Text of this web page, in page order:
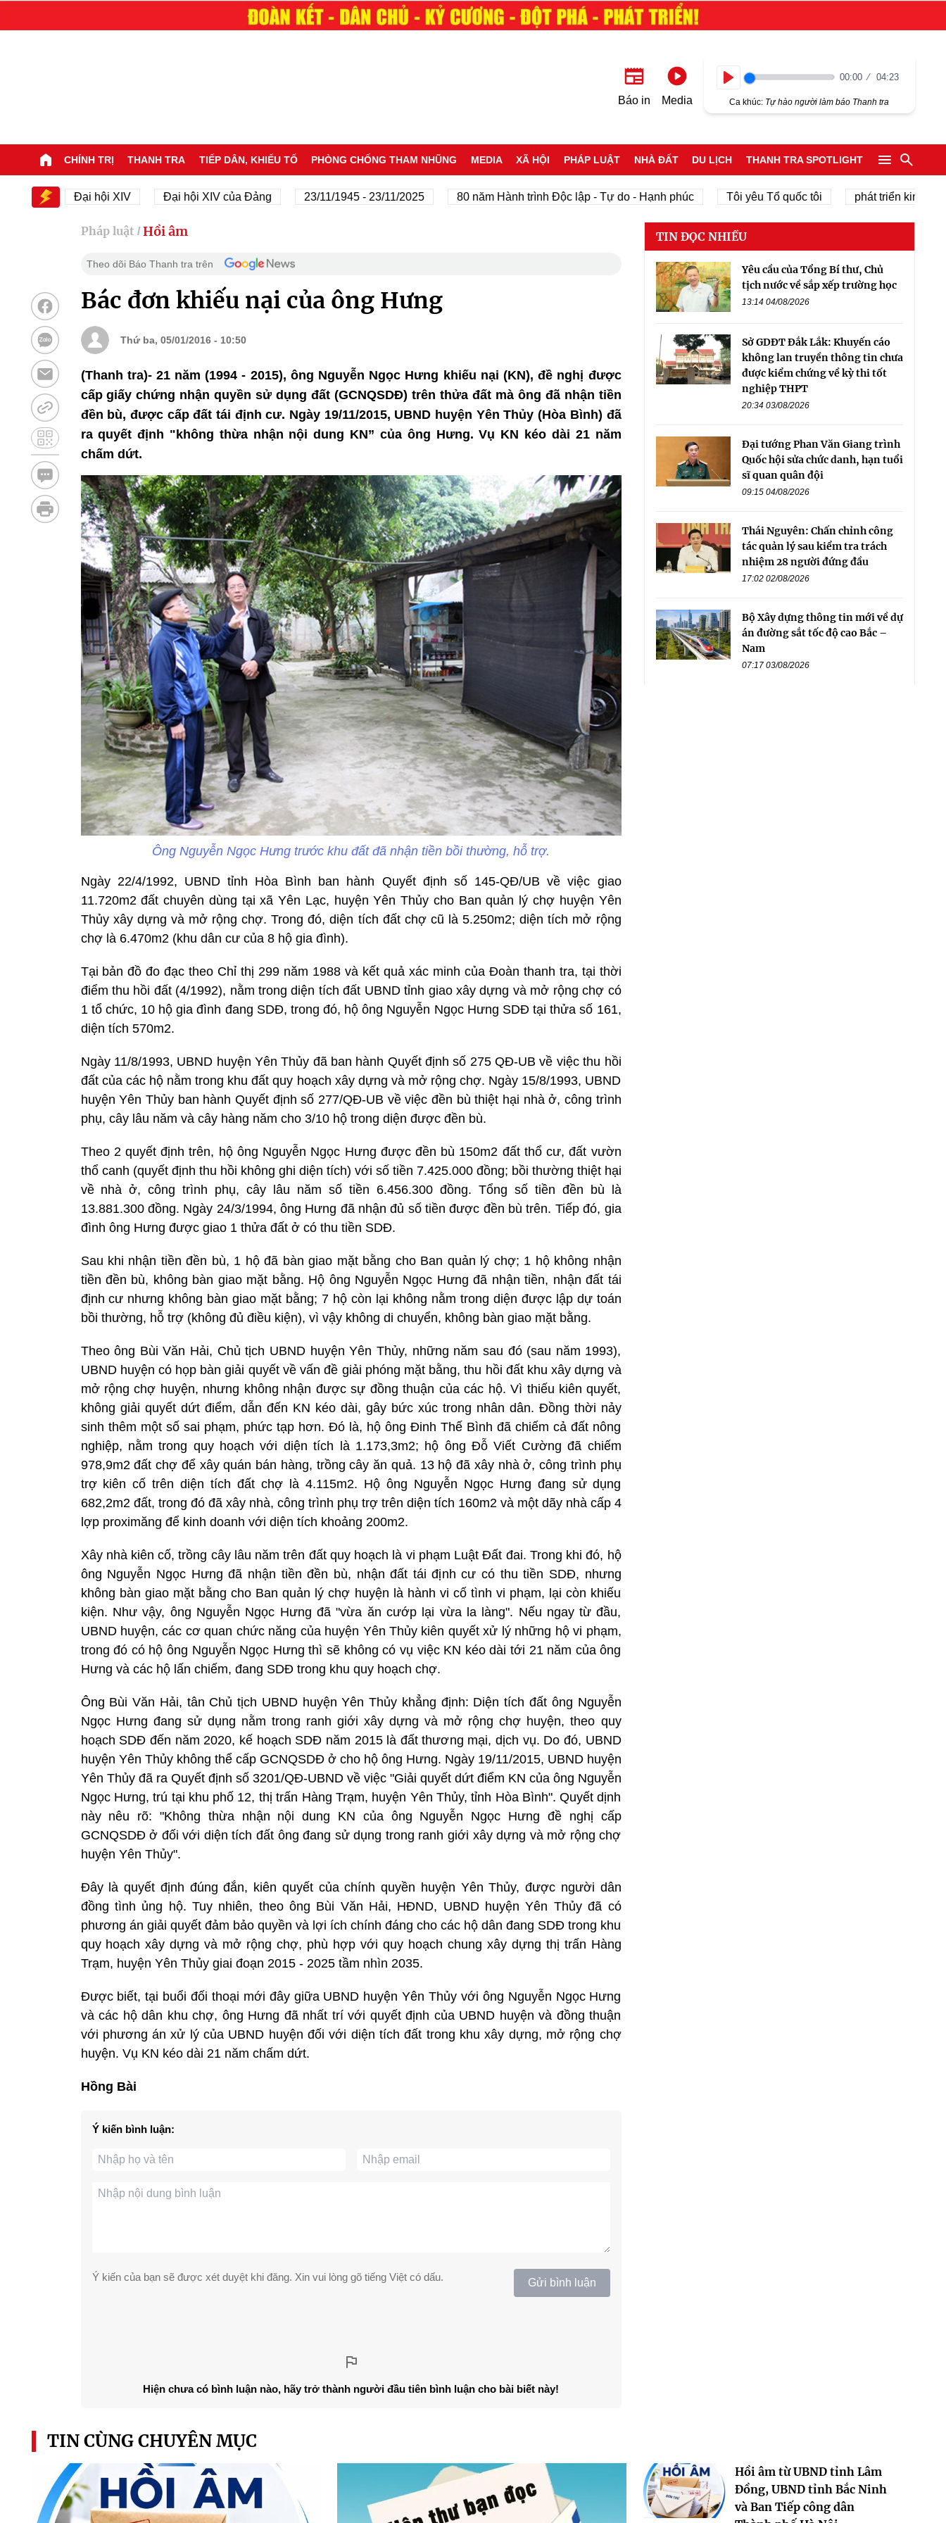
Báo in Media
00:00 04:23
Ca khúc: Tự hào người làm báo Thanh tra
CHÍNH TRỊ THANH TRA TIẾP DÂN, KHIẾU TỐ PHÒNG CHỐNG THAM NHŨNG MEDIA XÃ HỘI PHÁP LUẬT NHÀ ĐẤT DU LỊCH THANH TRA SPOTLIGHT
Đại hội XIV Đại hội XIV của Đảng 23/11/1945 - 23/11/2025 80 năm Hành trình Độc lập - Tự do - Hạnh phúc Tôi yêu Tổ quốc tôi phát triển kinh tế tư
Pháp luật / Hồi âm
Theo dõi Báo Thanh tra trên
Bác đơn khiếu nại của ông Hưng
Thứ ba, 05/01/2016 - 10:50
(Thanh tra)- 21 năm (1994 - 2015), ông Nguyễn Ngọc Hưng khiếu nại (KN), đề nghị được
cấp giấy chứng nhận quyền sử dụng đất (GCNQSDĐ) trên thửa đất mà ông đã nhận tiền
đền bù, được cấp đất tái định cư. Ngày 19/11/2015, UBND huyện Yên Thủy (Hòa Bình) đã
ra quyết định "không thừa nhận nội dung KN” của ông Hưng. Vụ KN kéo dài 21 năm
chấm dứt.
Ông Nguyễn Ngọc Hưng trước khu đất đã nhận tiền bồi thường, hỗ trợ.
Ngày 22/4/1992, UBND tỉnh Hòa Bình ban hành Quyết định số 145-QĐ/UB về việc giao
11.720m2 đất chuyên dùng tại xã Yên Lạc, huyện Yên Thủy cho Ban quản lý chợ huyện Yên
Thủy xây dựng và mở rộng chợ. Trong đó, diện tích đất chợ cũ là 5.250m2; diện tích mở rộng
chợ là 6.470m2 (khu dân cư của 8 hộ gia đình).
Tại bản đồ đo đạc theo Chỉ thị 299 năm 1988 và kết quả xác minh của Đoàn thanh tra, tại thời
điểm thu hồi đất (4/1992), nằm trong diện tích đất UBND tỉnh giao xây dựng và mở rộng chợ có
1 tổ chức, 10 hộ gia đình đang SDĐ, trong đó, hộ ông Nguyễn Ngọc Hưng SDĐ tại thửa số 161,
diện tích 570m2.
Ngày 11/8/1993, UBND huyện Yên Thủy đã ban hành Quyết định số 275 QĐ-UB về việc thu hồi
đất của các hộ nằm trong khu đất quy hoạch xây dựng và mở rộng chợ. Ngày 15/8/1993, UBND
huyện Yên Thủy ban hành Quyết định số 277/QĐ-UB về việc đền bù thiệt hại nhà ở, công trình
phụ, cây lâu năm và cây hàng năm cho 3/10 hộ trong diện được đền bù.
Theo 2 quyết định trên, hộ ông Nguyễn Ngọc Hưng được đền bù 150m2 đất thổ cư, đất vườn
thổ canh (quyết định thu hồi không ghi diện tích) với số tiền 7.425.000 đồng; bồi thường thiệt hại
về nhà ở, công trình phụ, cây lâu năm số tiền 6.456.300 đồng. Tổng số tiền đền bù là
13.881.300 đồng. Ngày 24/3/1994, ông Hưng đã nhận đủ số tiền được đền bù trên. Tiếp đó, gia
đình ông Hưng được giao 1 thửa đất ở có thu tiền SDĐ.
Sau khi nhận tiền đền bù, 1 hộ đã bàn giao mặt bằng cho Ban quản lý chợ; 1 hộ không nhận
tiền đền bù, không bàn giao mặt bằng. Hộ ông Nguyễn Ngọc Hưng đã nhận tiền, nhận đất tái
định cư nhưng không bàn giao mặt bằng; 7 hộ còn lại không nằm trong diện được lập dự toán
bồi thường, hỗ trợ (không đủ điều kiện), vì vậy không di chuyển, không bàn giao mặt bằng.
Theo ông Bùi Văn Hải, Chủ tịch UBND huyện Yên Thủy, những năm sau đó (sau năm 1993),
UBND huyện có họp bàn giải quyết về vấn đề giải phóng mặt bằng, thu hồi đất khu xây dựng và
mở rộng chợ huyện, nhưng không nhận được sự đồng thuận của các hộ. Vì thiếu kiên quyết,
không giải quyết dứt điểm, dẫn đến KN kéo dài, gây bức xúc trong nhân dân. Đồng thời nảy
sinh thêm một số sai phạm, phức tạp hơn. Đó là, hộ ông Đinh Thế Bình đã chiếm cả đất nông
nghiệp, nằm trong quy hoạch với diện tích là 1.173,3m2; hộ ông Đỗ Viết Cường đã chiếm
978,9m2 đất chợ để xây quán bán hàng, trồng cây ăn quả. 13 hộ đã xây nhà ở, công trình phụ
trợ kiên cố trên diện tích đất chợ là 4.115m2. Hộ ông Nguyễn Ngọc Hưng đang sử dụng
682,2m2 đất, trong đó đã xây nhà, công trình phụ trợ trên diện tích 160m2 và một dãy nhà cấp 4
lợp proximăng để kinh doanh với diện tích khoảng 200m2.
Xây nhà kiên cố, trồng cây lâu năm trên đất quy hoạch là vi phạm Luật Đất đai. Trong khi đó, hộ
ông Nguyễn Ngọc Hưng đã nhận tiền đền bù, nhận đất tái định cư có thu tiền SDĐ, nhưng
không bàn giao mặt bằng cho Ban quản lý chợ huyện là hành vi cố tình vi phạm, lại còn khiếu
kiện. Như vậy, ông Nguyễn Ngọc Hưng đã "vừa ăn cướp lại vừa la làng". Nếu ngay từ đầu,
UBND huyện, các cơ quan chức năng của huyện Yên Thủy kiên quyết xử lý những hộ vi phạm,
trong đó có hộ ông Nguyễn Ngọc Hưng thì sẽ không có vụ việc KN kéo dài tới 21 năm của ông
Hưng và các hộ lấn chiếm, đang SDĐ trong khu quy hoạch chợ.
Ông Bùi Văn Hải, tân Chủ tịch UBND huyện Yên Thủy khẳng định: Diện tích đất ông Nguyễn
Ngọc Hưng đang sử dụng nằm trong ranh giới xây dựng và mở rộng chợ huyện, theo quy
hoạch SDĐ đến năm 2020, kế hoạch SDĐ năm 2015 là đất thương mại, dịch vụ. Do đó, UBND
huyện Yên Thủy không thể cấp GCNQSDĐ ở cho hộ ông Hưng. Ngày 19/11/2015, UBND huyện
Yên Thủy đã ra Quyết định số 3201/QĐ-UBND về việc "Giải quyết dứt điểm KN của ông Nguyễn
Ngọc Hưng, trú tại khu phố 12, thị trấn Hàng Trạm, huyện Yên Thủy, tỉnh Hòa Bình". Quyết dịnh
này nêu rõ: "Không thừa nhận nội dung KN của ông Nguyễn Ngọc Hưng đề nghị cấp
GCNQSDĐ ở đối với diện tích đất ông đang sử dụng trong ranh giới xây dựng và mở rộng chợ
huyện Yên Thủy".
Đây là quyết định đúng đắn, kiên quyết của chính quyền huyện Yên Thủy, được người dân
đồng tình ủng hộ. Tuy nhiên, theo ông Bùi Văn Hải, HĐND, UBND huyện Yên Thủy đã có
phương án giải quyết đảm bảo quyền và lợi ích chính đáng cho các hộ dân đang SDĐ trong khu
quy hoạch xây dựng và mở rộng chợ, phù hợp với quy hoạch chung xây dựng thị trấn Hàng
Trạm, huyện Yên Thủy giai đoạn 2015 - 2025 tầm nhìn 2035.
Được biết, tại buổi đối thoại mới đây giữa UBND huyện Yên Thủy với ông Nguyễn Ngọc Hưng
và các hộ dân khu chợ, ông Hưng đã nhất trí với quyết định của UBND huyện và đồng thuận
với phương án xử lý của UBND huyện đối với diện tích đất trong khu xây dựng, mở rộng chợ
huyện. Vụ KN kéo dài 21 năm chấm dứt.
Hồng Bài
Ý kiến bình luận:
Ý kiến của bạn sẽ được xét duyệt khi đăng. Xin vui lòng gõ tiếng Việt có dấu. Gửi bình luận
Hiện chưa có bình luận nào, hãy trở thành người đầu tiên bình luận cho bài biết này!
TIN ĐỌC NHIỀU
Yêu cầu của Tổng Bí thư, Chủ
tịch nước về sắp xếp trường học
13:14 04/08/2026
Sở GDĐT Đắk Lắk: Khuyến cáo
không lan truyền thông tin chưa
được kiểm chứng về kỳ thi tốt
nghiệp THPT
20:34 03/08/2026
Đại tướng Phan Văn Giang trình
Quốc hội sửa chức danh, hạn tuổi
sĩ quan quân đội
09:15 04/08/2026
Thái Nguyên: Chấn chỉnh công
tác quản lý sau kiểm tra trách
nhiệm 28 người đứng đầu
17:02 02/08/2026
Bộ Xây dựng thông tin mới về dự
án đường sắt tốc độ cao Bắc –
Nam
07:17 03/08/2026
TIN CÙNG CHUYÊN MỤC
Hồi âm từ UBND tỉnh Lâm
Đồng, UBND tỉnh Bắc Ninh
và Ban Tiếp công dân